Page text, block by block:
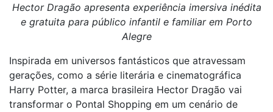
Hector Dragão apresenta experiência imersiva inédita
e gratuita para público infantil e familiar em Porto
Alegre
Inspirada em universos fantásticos que atravessam
gerações, como a série literária e cinematográfica
Harry Potter, a marca brasileira Hector Dragão vai
transformar o Pontal Shopping em um cenário de